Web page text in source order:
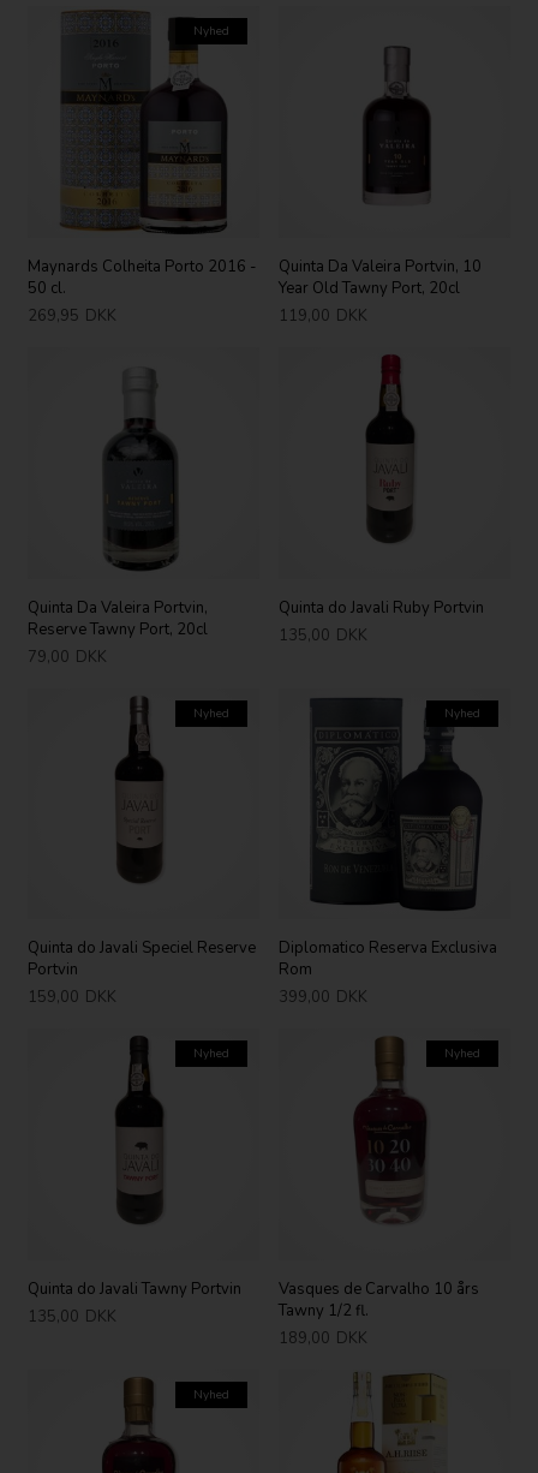
Nyhed
Maynards Colheita Porto 2016 -
50 cl.
269,95 DKK
Quinta Da Valeira Portvin, 10
Year Old Tawny Port, 20cl
119,00 DKK
Quinta Da Valeira Portvin,
Reserve Tawny Port, 20cl
79,00 DKK
Quinta do Javali Ruby Portvin
135,00 DKK
Nyhed
Quinta do Javali Speciel Reserve
Portvin
159,00 DKK
Nyhed
Diplomatico Reserva Exclusiva
Rom
399,00 DKK
Nyhed
Quinta do Javali Tawny Portvin
135,00 DKK
Nyhed
Vasques de Carvalho 10 års
Tawny 1/2 fl.
189,00 DKK
Nyhed